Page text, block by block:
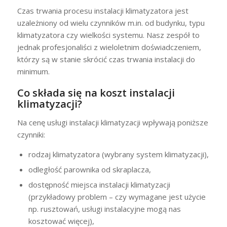
Czas trwania procesu instalacji klimatyzatora jest
uzależniony od wielu czynników m.in. od budynku, typu
klimatyzatora czy wielkości systemu. Nasz zespół to
jednak profesjonaliści z wieloletnim doświadczeniem,
którzy są w stanie skrócić czas trwania instalacji do
minimum.
Co składa się na koszt instalacji
klimatyzacji?
Na cenę usługi instalacji klimatyzacji wpływają poniższe
czynniki:
rodzaj klimatyzatora (wybrany system klimatyzacji),
odległość parownika od skraplacza,
dostępność miejsca instalacji klimatyzacji
(przykładowy problem – czy wymagane jest użycie
np. rusztowań, usługi instalacyjne mogą nas
kosztować więcej),